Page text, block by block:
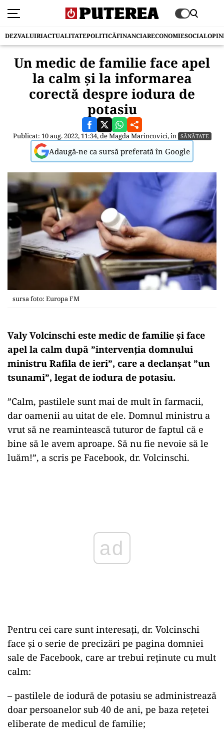
DEZVALUIRIACTUALITATEPOLITICĂFINANCIARECONOMIESOCIAL
Un medic de familie face apel
la calm și la informarea
corectă despre iodura de
potasiu
Publicat: 10 aug. 2022, 11:34, deMagda Marincovici, în SĂNĂTATE
Adaugă-ne ca sursă preferată în Google
sursa foto: Europa FM
Valy Volcinschi este medic de familie și face
apel la calm după ”intervenția domnului
ministru Rafila de ieri”, care a declanșat ”un
tsunami”, legat de iodura de potasiu.
”Calm, pastilele sunt mai de mult în farmacii,
dar oamenii au uitat de ele. Domnul ministru a
vrut să ne reamintească tuturor de faptul că e
bine să le avem aproape. Să nu fie nevoie să le
luăm!”, a scris pe Facebook, dr. Volcinschi.
Pentru cei care sunt interesați, dr. Volcinschi
face și o serie de precizări pe pagina domniei
sale de Facebook, care ar trebui reținute cu mult
calm:
– pastilele de iodură de potasiu se administrează
doar persoanelor sub 40 de ani, pe baza rețetei
eliberate de medicul de familie;